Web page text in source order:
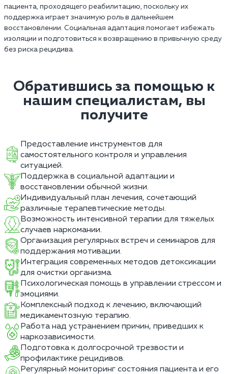
пациента, проходящего реабилитацию, поскольку их
поддержка играет значимую роль в дальнейшем
восстановлении. Социальная адаптация помогает избежать
изоляции и подготовиться к возвращению в привычную среду
без риска рецидива.
Обратившись за помощью к
нашим специалистам, вы
получите
Предоставление инструментов для
самостоятельного контроля и управления
ситуацией.
Поддержка в социальной адаптации и
восстановлении обычной жизни.
Индивидуальный план лечения, сочетающий
различные терапевтические методы.
Возможность интенсивной терапии для тяжелых
случаев наркомании.
Организация регулярных встреч и семинаров для
поддержания мотивации.
Интеграция современных методов детоксикации
для очистки организма.
Психологическая помощь в управлении стрессом и
эмоциями.
Комплексный подход к лечению, включающий
медикаментозную терапию.
Работа над устранением причин, приведших к
наркозависимости.
Подготовка к долгосрочной трезвости и
профилактике рецидивов.
Регулярный мониторинг состояния пациента и его